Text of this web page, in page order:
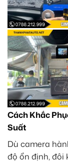
Cách Khắc
Suất
Dù camera
độ ổn định, đôi